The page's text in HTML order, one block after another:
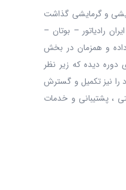
سرمایشی و گرمایشی گذاشت
رادیاتور – بوتان –
و همزمان در بخش
دیده که زیر نظر
را نیز تکمیل و گسترش
، پشتیبانی و خدمات